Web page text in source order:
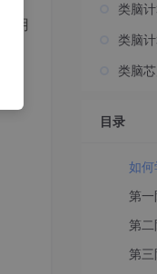
用
类脑
类脑
类脑
目录
如何
第
第
第